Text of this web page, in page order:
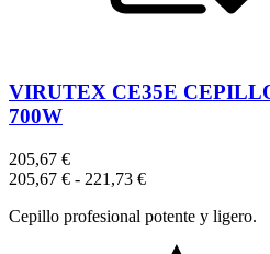
VIRUTEX CE35E
700W
205,67 €
205,67 € - 221,73 €
Cepillo profesional potente y ligero.